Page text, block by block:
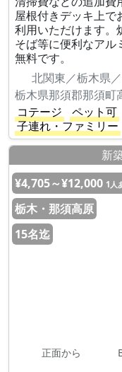
屋根付きデッキ上で
利用いただけます。
そば等に便利なアル
無料です。
北関東／栃木県
栃木県那須郡那須町
コテージ
ペット可
子連れ・ファミリー
新
¥4,705～¥12,000 1人
栃木・那須高原
15名迄
正面から